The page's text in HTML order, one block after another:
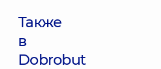
Также
в
Dobrobut